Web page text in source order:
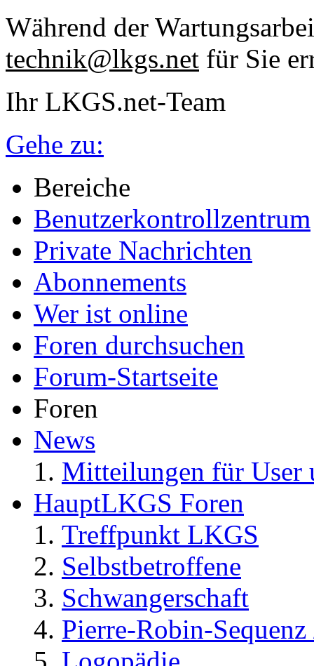
Während der
technik@lkgs.net für Sie
Ihr LKGS.net-Team
Gehe zu:
Bereiche
Benutzerkontrollzentrum
Private Nachrichten
Abonnements
Wer ist online
Foren durchsuchen
Forum-Startseite
Foren
News
Mitteilungen für User
HauptLKGS Foren
Treffpunkt LKGS
Selbstbetroffene
Schwangerschaft
Pierre-Robin-